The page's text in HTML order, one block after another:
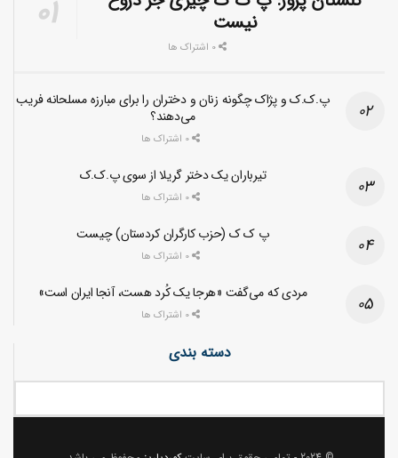
نیست
پ.ک.ک و پژاک چگونه زنان و دختران را برای مبارزه مسلحانه فریب
می‌دهند؟
تیرباران یک دختر گریلا از سوی پ.ک.ک
پ ک ک (حزب کارگران کردستان) چیست
مردی که می‌گفت «هرجا یک کُرد هست، آنجا ایران است»
دسته بندی